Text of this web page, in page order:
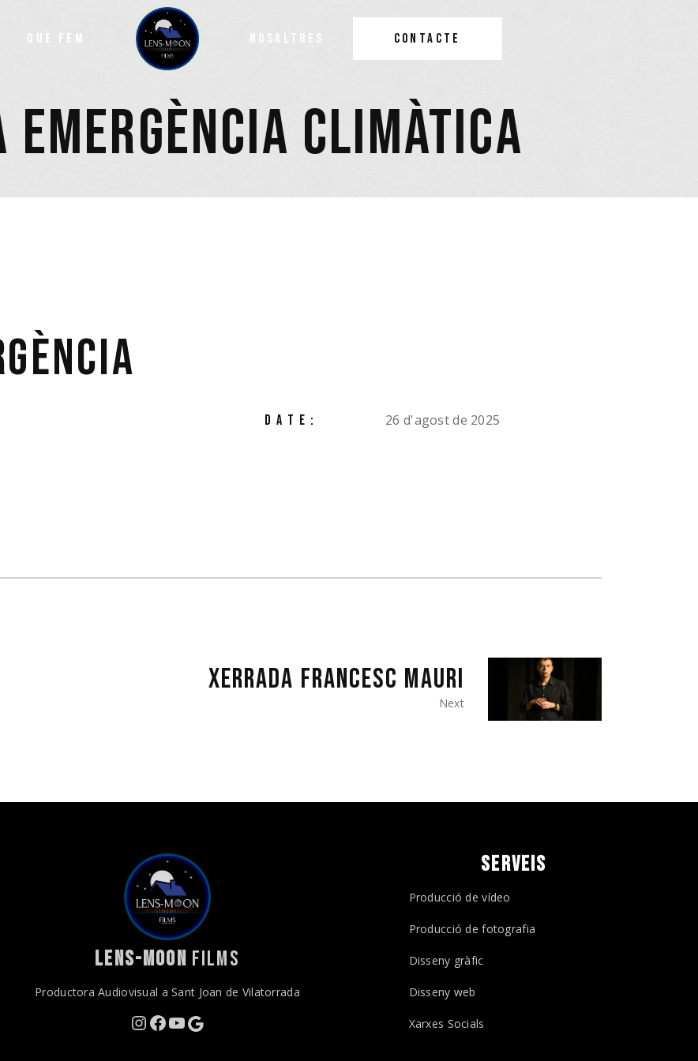
QUÈ FEM NOSALTRES CONTACTE
EMERGÈNCIA CLIMÀTICA
DATE: 26 d'agost de 2025
XERRADA FRANCESC MAURI
Next
LENS-MOON FILMS
Productora Audiovisual a Sant Joan de Vilatorrada
Instagram
Facebook
YouTube
Google
SERVEIS
Producció de vídeo
Producció de fotografia
Disseny gràfic
Disseny web
Xarxes Socials